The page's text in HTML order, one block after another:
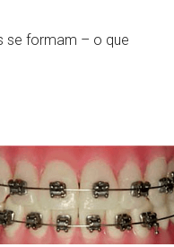
se formam – o que